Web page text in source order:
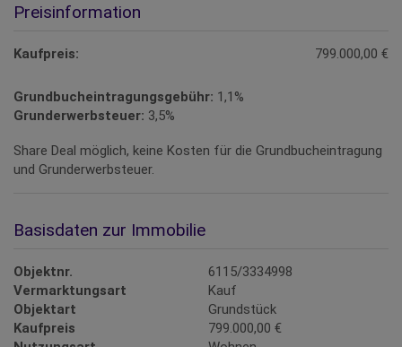
Preisinformation
Kaufpreis: 799.000,00 €
Grundbucheintragungsgebühr: 1,1%
Grunderwerbsteuer: 3,5%
Share Deal möglich, keine Kosten für die Grundbucheintragung
und Grunderwerbsteuer.
Basisdaten zur Immobilie
Objektnr.
6115/3334998
Vermarktungsart
Kauf
Objektart
Grundstück
Kaufpreis
799.000,00 €